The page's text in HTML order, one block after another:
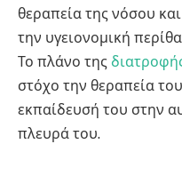
θεραπεία της νόσου
την υγειονομική
Το πλάνο της
στόχο την θεραπεία
εκπαίδευσή του στην
πλευρά του.